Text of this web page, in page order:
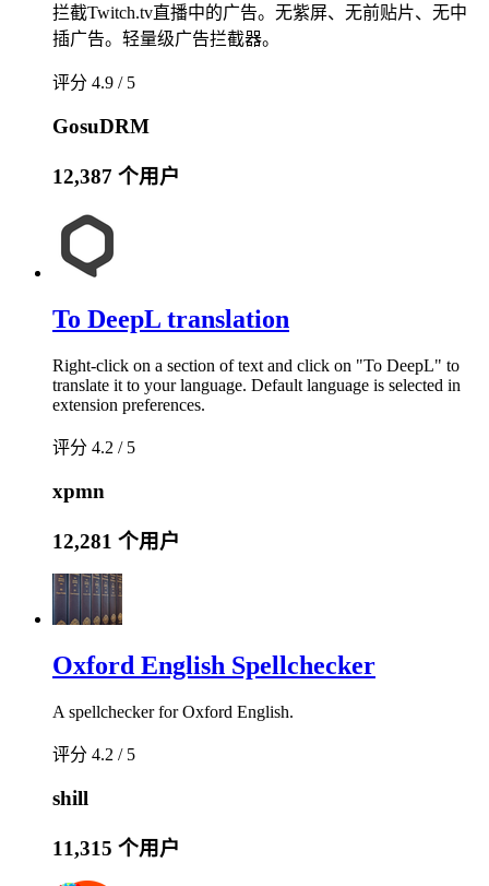
拦截Twitch.tv直播中的广告。无紫屏、无前贴片、无中
插广告。轻量级广告拦截器。
评分 4.9 / 5
GosuDRM
12,387 个用户
To DeepL translation
Right-click on a section of text and click on "To DeepL" to
translate it to your language. Default language is selected in
extension preferences.
评分 4.2 / 5
xpmn
12,281 个用户
Oxford English Spellchecker
A spellchecker for Oxford English.
评分 4.2 / 5
shill
11,315 个用户